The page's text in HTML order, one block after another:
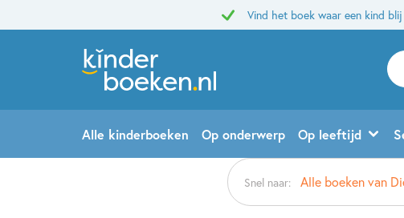
Vind het boek waar een kind
naar
en
Alle kinderboeken Op onderwerp Op leeftijd
Snel naar: Alle boeken van